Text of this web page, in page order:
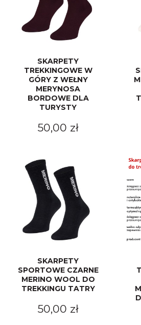
SKARPETY
TREKKINGOWE W
GÓRY Z WEŁNY
MERYNOSA
BORDOWE DLA
TURYSTY
50,00 zł
SKARPETY
SPORTOWE CZARNE
MERINO WOOL DO
TREKKINGU TATRY
50,00 zł